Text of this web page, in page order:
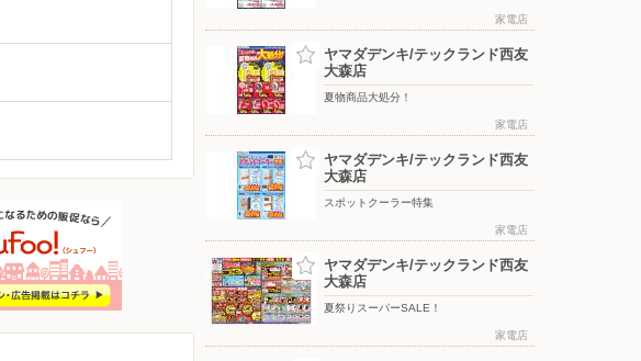
家電店
ヤマダデンキ/テックランド西友
大森店
夏物商品大処分！
家電店
ヤマダデンキ/テックランド西友
大森店
スポットクーラー特集
家電店
ヤマダデンキ/テックランド西友
大森店
夏祭りスーパーSALE！
家電店